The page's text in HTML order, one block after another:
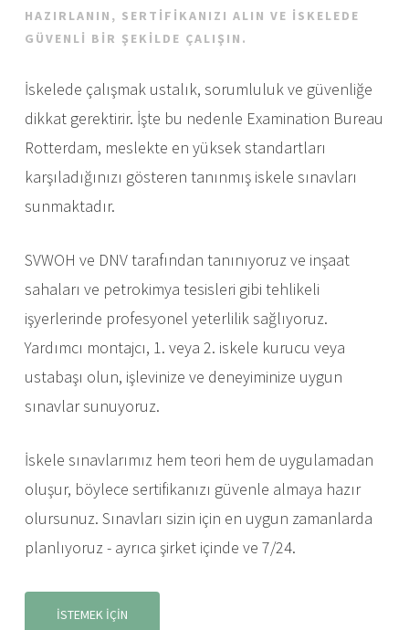
HAZIRLANIN, SERTIFIKANIZI ALIN VE ISKELEDE
GÜVENLI BIR ŞEKILDE ÇALIŞIN.
İskelede çalışmak ustalık, sorumluluk ve güvenliğe
dikkat gerektirir. İşte bu nedenle Examination Bureau
Rotterdam, meslekte en yüksek standartları
karşıladığınızı gösteren tanınmış iskele sınavları
sunmaktadır.
SVWOH ve DNV tarafından tanınıyoruz ve inşaat
sahaları ve petrokimya tesisleri gibi tehlikeli
işyerlerinde profesyonel yeterlilik sağlıyoruz.
Yardımcı montajcı, 1. veya 2. iskele kurucu veya
ustabaşı olun, işlevinize ve deneyiminize uygun
sınavlar sunuyoruz.
İskele sınavlarımız hem teori hem de uygulamadan
oluşur, böylece sertifikanızı güvenle almaya hazır
olursunuz. Sınavları sizin için en uygun zamanlarda
planlıyoruz - ayrıca şirket içinde ve 7/24.
İSTEMEK İÇİN